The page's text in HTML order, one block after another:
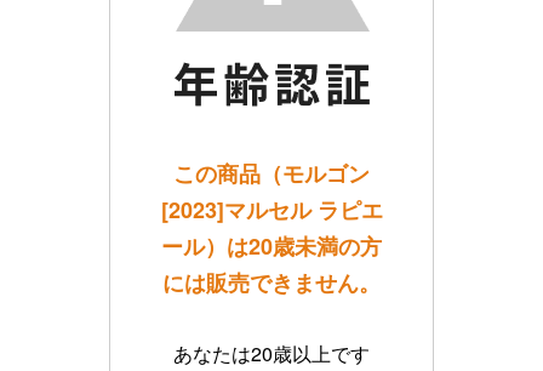
この商品（モルゴン
[2023]マルセル ラピエ
ール）は20歳未満の方
には販売できません。
あなたは20歳以上です